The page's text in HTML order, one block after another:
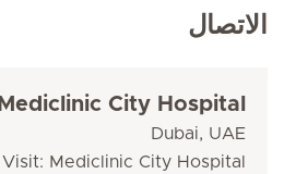
الاتصال
Mediclinic City Hospital
Dubai, UAE
Visit: Mediclinic City Hospital